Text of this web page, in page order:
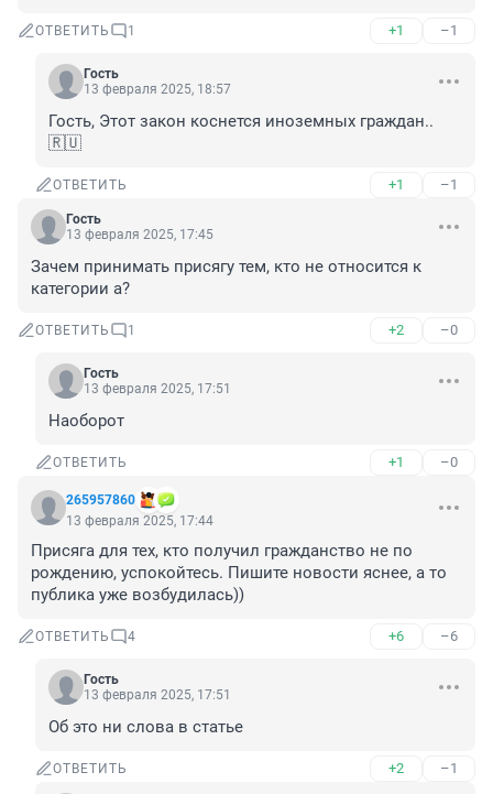
ОТВЕТИТЬ 1 +1 –1
Гость
13 февраля 2025, 18:57
Гость, Этот закон коснется иноземных граждан..
🇷🇺
ОТВЕТИТЬ +1 –1
Гость
13 февраля 2025, 17:45
Зачем принимать присягу тем, кто не относится к
категории а?
ОТВЕТИТЬ 1 +2 –0
Гость
13 февраля 2025, 17:51
Наоборот
ОТВЕТИТЬ +1 –0
265957860
13 февраля 2025, 17:44
Присяга для тех, кто получил гражданство не по
рождению, успокойтесь. Пишите новости яснее, а то
публика уже возбудилась))
ОТВЕТИТЬ 4 +6 –6
Гость
13 февраля 2025, 17:51
Об это ни слова в статье
ОТВЕТИТЬ +2 –1